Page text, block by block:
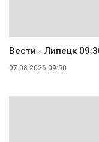
Вести - Липецк
07.08.2026 09:50